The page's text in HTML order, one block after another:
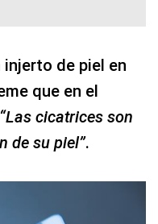
injerto de piel en
que en el
“Las cicatrices son
de su piel”.